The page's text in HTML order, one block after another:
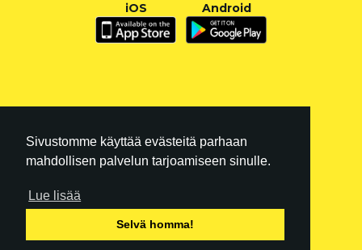
Sivustomme käyttää evästeitä parhaan
mahdollisen palvelun tarjoamiseen sinulle.
Lue lisää
Selvä homma!
iOS Android